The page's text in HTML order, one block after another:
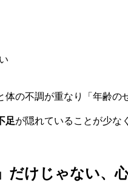
体の不調が重なり「年齢の
足が隠れていることが少な
だけじゃない、